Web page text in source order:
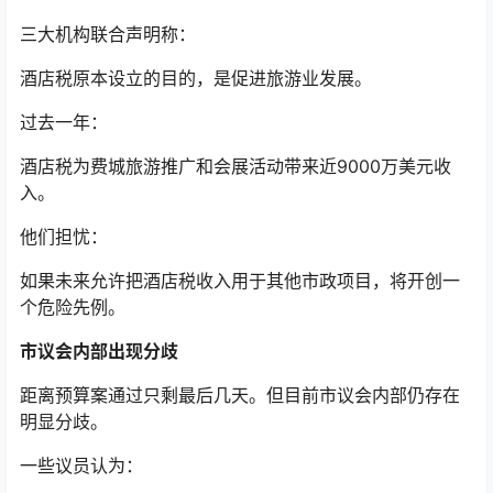
三大机构联合声明称：
酒店税原本设立的目的，是促进旅游业发展。
过去一年：
酒店税为费城旅游推广和会展活动带来近9000万美元收
入。
他们担忧：
如果未来允许把酒店税收入用于其他市政项目，将开创一
个危险先例。
市议会内部出现分歧
距离预算案通过只剩最后几天。但目前市议会内部仍存在
明显分歧。
一些议员认为：